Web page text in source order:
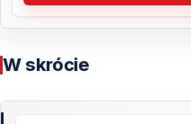
W skrócie